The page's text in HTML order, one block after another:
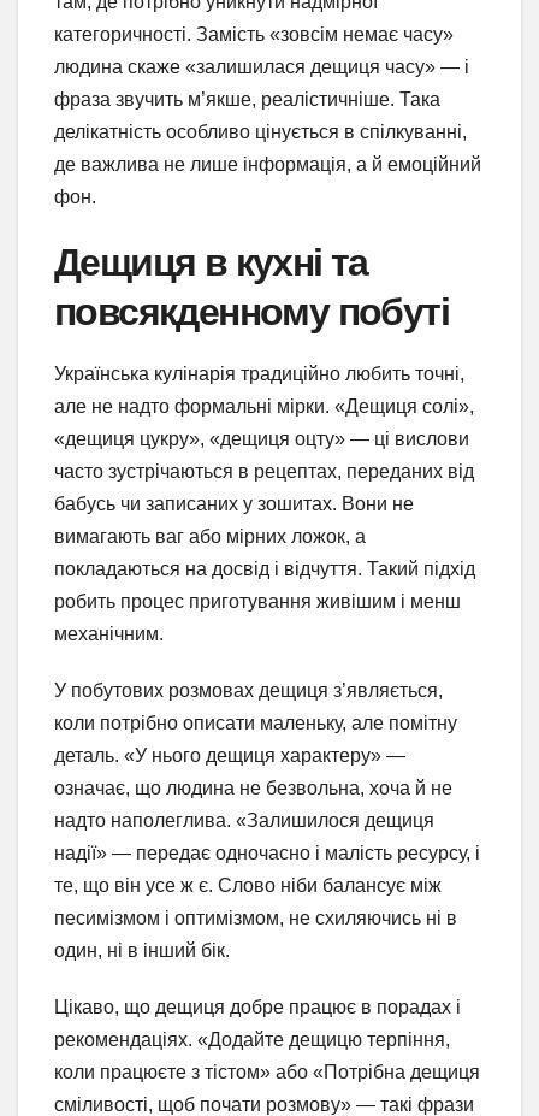
категоричності. Замість «зовсім немає часу»
людина скаже «залишилася дещиця часу» — і
фраза звучить м’якше, реалістичніше. Така
делікатність особливо цінується в спілкуванні,
де важлива не лише інформація, а й емоційний
фон.
Дещиця в кухні та
повсякденному побуті
Українська кулінарія традиційно любить точні,
але не надто формальні мірки. «Дещиця солі»,
«дещиця цукру», «дещиця оцту» — ці вислови
часто зустрічаються в рецептах, переданих від
бабусь чи записаних у зошитах. Вони не
вимагають ваг або мірних ложок, а
покладаються на досвід і відчуття. Такий підхід
робить процес приготування живішим і менш
механічним.
У побутових розмовах дещиця з’являється,
коли потрібно описати маленьку, але помітну
деталь. «У нього дещиця характеру» —
означає, що людина не безвольна, хоча й не
надто наполеглива. «Залишилося дещиця
надії» — передає одночасно і малість ресурсу, і
те, що він усе ж є. Слово ніби балансує між
песимізмом і оптимізмом, не схиляючись ні в
один, ні в інший бік.
Цікаво, що дещиця добре працює в порадах і
рекомендаціях. «Додайте дещицю терпіння,
коли працюєте з тістом» або «Потрібна дещиця
сміливості, щоб почати розмову» — такі фрази